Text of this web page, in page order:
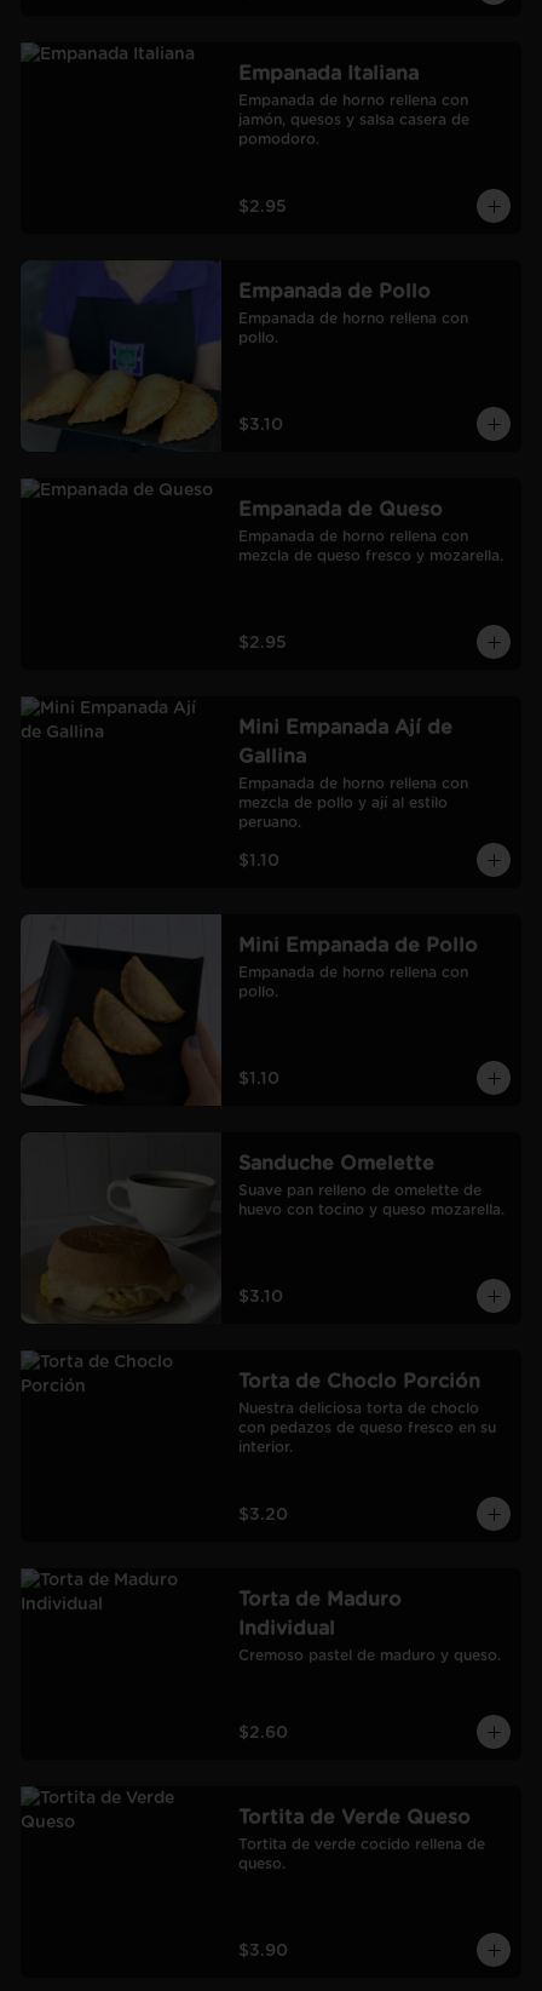
Empanada Italiana
Empanada de horno rellena con
jamón, quesos y salsa casera de
pomodoro.
$2.95
Empanada de Pollo
Empanada de horno rellena con
pollo.
$3.10
Empanada de Queso
Empanada de horno rellena con
mezcla de queso fresco y mozarella.
$2.95
Mini Empanada Ají de
Gallina
Empanada de horno rellena con
mezcla de pollo y ají al estilo
peruano.
$1.10
Mini Empanada de Pollo
Empanada de horno rellena con
pollo.
$1.10
Sanduche Omelette
Suave pan relleno de omelette de
huevo con tocino y queso mozarella.
$3.10
Torta de Choclo Porción
Nuestra deliciosa torta de choclo
con pedazos de queso fresco en su
interior.
$3.20
Torta de Maduro
Individual
Cremoso pastel de maduro y queso.
$2.60
Tortita de Verde Queso
Tortita de verde cocido rellena de
queso.
$3.90